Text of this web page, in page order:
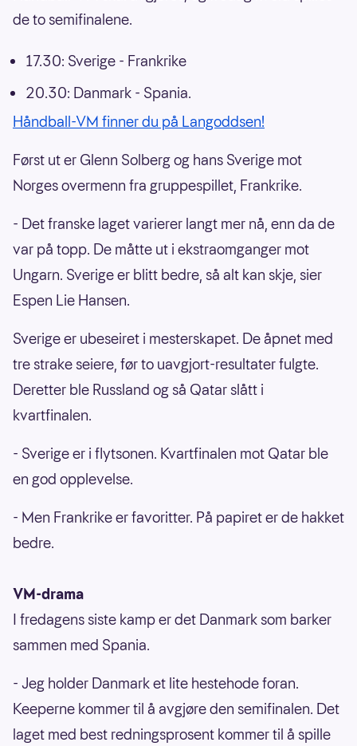
de to semifinalene.
17.30: Sverige - Frankrike
20.30: Danmark - Spania.
Håndball-VM finner du på Langoddsen!
Først ut er Glenn Solberg og hans Sverige mot
Norges overmenn fra gruppespillet, Frankrike.
- Det franske laget varierer langt mer nå, enn da de
var på topp. De måtte ut i ekstraomganger mot
Ungarn. Sverige er blitt bedre, så alt kan skje, sier
Espen Lie Hansen.
Sverige er ubeseiret i mesterskapet. De åpnet med
tre strake seiere, før to uavgjort-resultater fulgte.
Deretter ble Russland og så Qatar slått i
kvartfinalen.
- Sverige er i flytsonen. Kvartfinalen mot Qatar ble
en god opplevelse.
- Men Frankrike er favoritter. På papiret er de hakket
bedre.
VM-drama
I fredagens siste kamp er det Danmark som barker
sammen med Spania.
- Jeg holder Danmark et lite hestehode foran.
Keeperne kommer til å avgjøre den semifinalen. Det
laget med best redningsprosent kommer til å spille